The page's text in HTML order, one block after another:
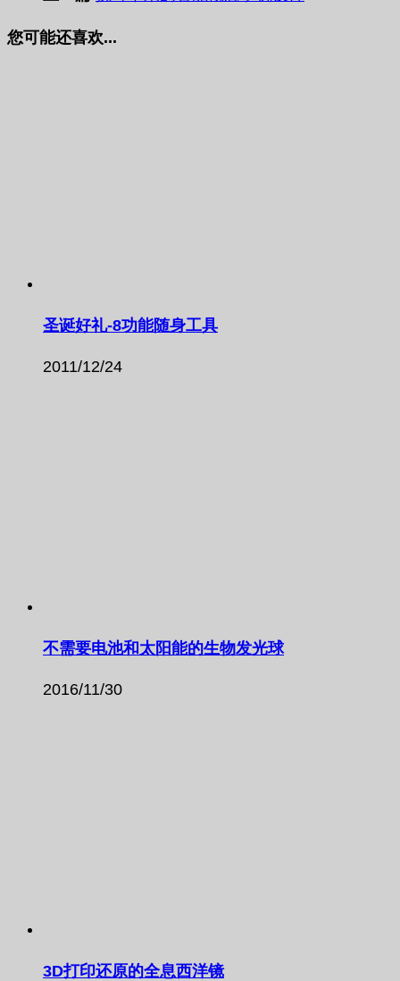
您可能还喜欢...
圣诞好礼-8功能随身工具
2011/12/24
不需要电池和太阳能的生物发光球
2016/11/30
3D打印还原的全息西洋镜